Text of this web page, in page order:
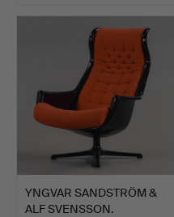
YNGVAR SANDSTRÖM &
ALF SVENSSON.